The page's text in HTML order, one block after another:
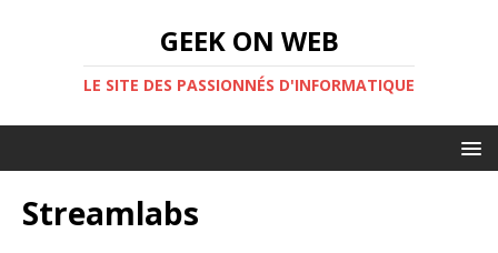
GEEK ON WEB
LE SITE DES PASSIONNÉS D'INFORMATIQUE
Streamlabs